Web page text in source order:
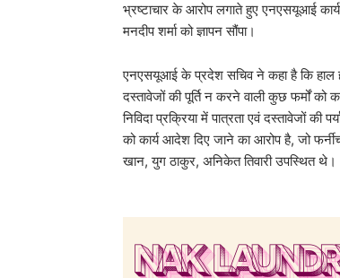
भ्रष्टाचार के आरोप लगाते हुए एनएसयूआई
मनदीप शर्मा को ज्ञापन सौंपा।
एनएसयूआई के प्रदेश सचिव ने कहा है कि हाल
दस्तावेजों की पूर्ति न करने वाली कुछ फर्मों
निविदा प्रक्रिया में पात्रता एवं दस्तावेजों की
को कार्य आदेश दिए जाने का आरोप है, जो
खान, युग ठाकुर, अनिकेत तिवारी उपस्थित थे।